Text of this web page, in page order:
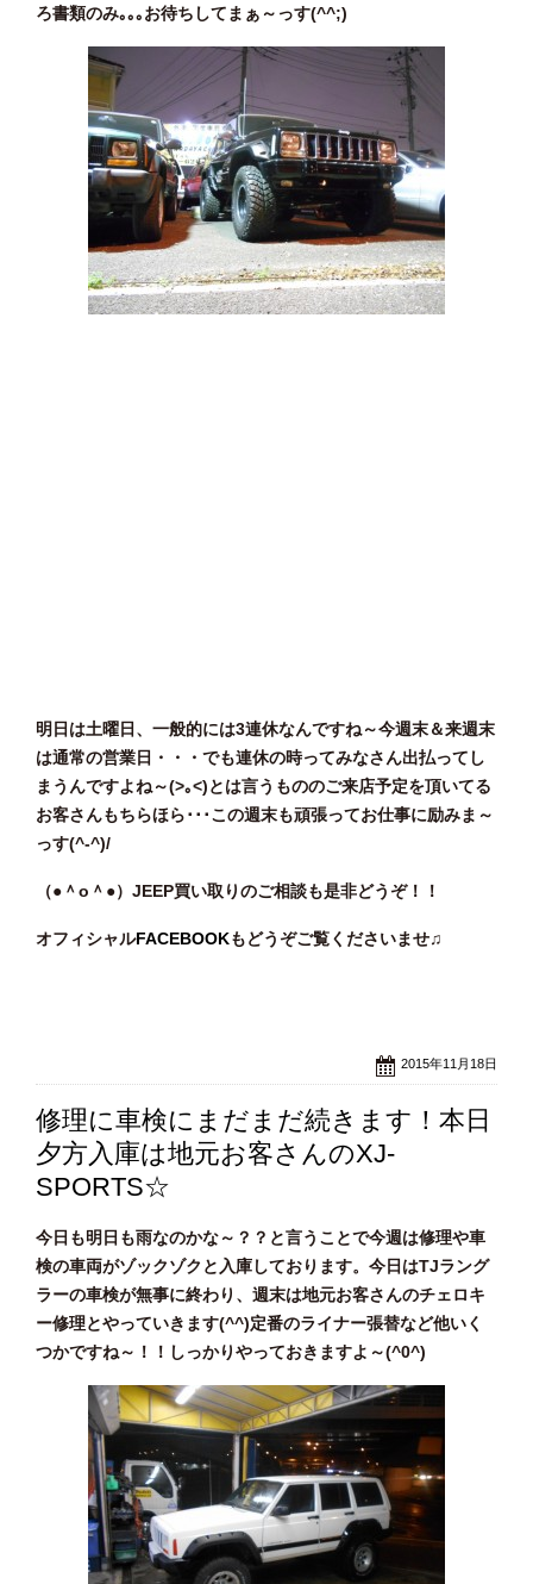
ろ書類のみ｡｡｡お待ちしてまぁ～っす(^^;)
明日は土曜日、一般的には3連休なんですね～今週末＆来週末
は通常の営業日・・・でも連休の時ってみなさん出払ってし
まうんですよね～(>｡<)とは言うもののご来店予定を頂いてる
お客さんもちらほら･･･この週末も頑張ってお仕事に励みま～
っす(^-^)/
（●＾o ＾●）JEEP買い取りのご相談も是非どうぞ！！
オフィシャルFACEBOOKもどうぞご覧くださいませ♫
2015年11月18日
修理に車検にまだまだ続きます！本日
夕方入庫は地元お客さんのXJ-
SPORTS☆
今日も明日も雨なのかな～？？と言うことで今週は修理や車
検の車両がゾックゾクと入庫しております。今日はTJラング
ラーの車検が無事に終わり、週末は地元お客さんのチェロキ
ー修理とやっていきます(^^)定番のライナー張替など他いく
つかですね～！！しっかりやっておきますよ～(^0^)